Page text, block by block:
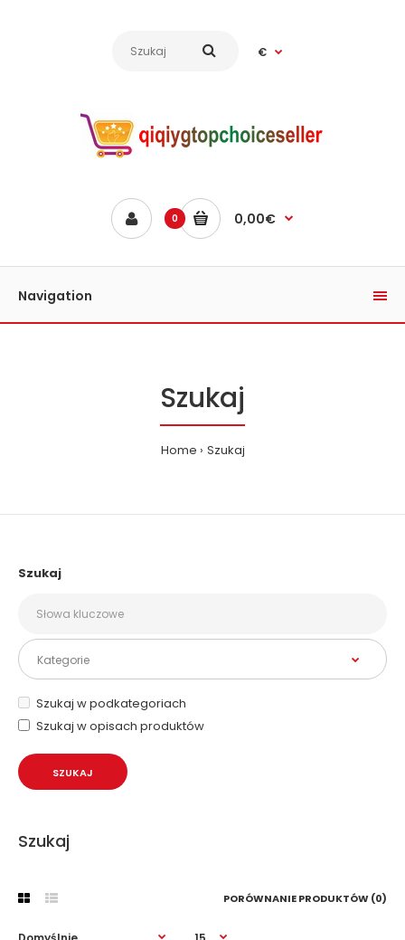
€
0 0,00€
Navigation
Szukaj
Home Szukaj
Szukaj
Szukaj w podkategoriach
Szukaj w opisach produktów
Szukaj
PORÓWNANIE PRODUKTÓW (0)